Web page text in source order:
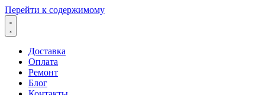
Перейти к содержимому
Доставка
Оплата
Ремонт
Блог